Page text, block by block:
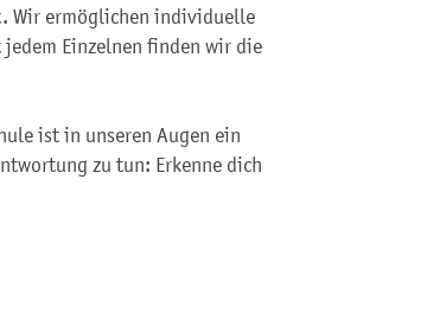
Wir ermöglichen individuelle
Einzelnen finden wir die
ist in unseren Augen ein
zu tun: Erkenne dich